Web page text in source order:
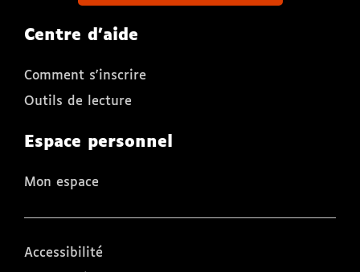
Centre d'aide
Comment s'inscrire
Outils de lecture
Espace personnel
Mon espace
Accessibilité